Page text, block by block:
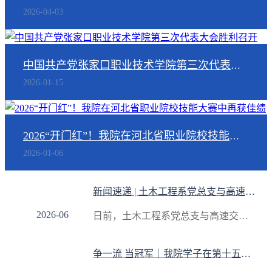
2026-04-03
中国共产党张家口职业技术学院第三次代表大会胜利召开
2026-01-15
2026“开门红”！我院在河北省职业院校技能大赛中再获佳绩
2026-01-06
2026-06
新闻速递 | 土木工程系党总支与高速交警张家口大队党支部联合举办交通安全进校园专题宣讲活动
日前，土木工程系党总支与高速交警张家口大队党支部联合举办交通安全进校园专题宣讲活动，200余名学生到场参加。此次活动有效提升了学生的交通安全意识和自我防护能力，进一步夯实了平安校园建设基础。活动中，高速交警张家口大队副大队长刘连华立足大学生
争一流 当冠军｜我院学子在第十五届“挑战杯”河北省大学生创业计划竞赛斩获佳绩